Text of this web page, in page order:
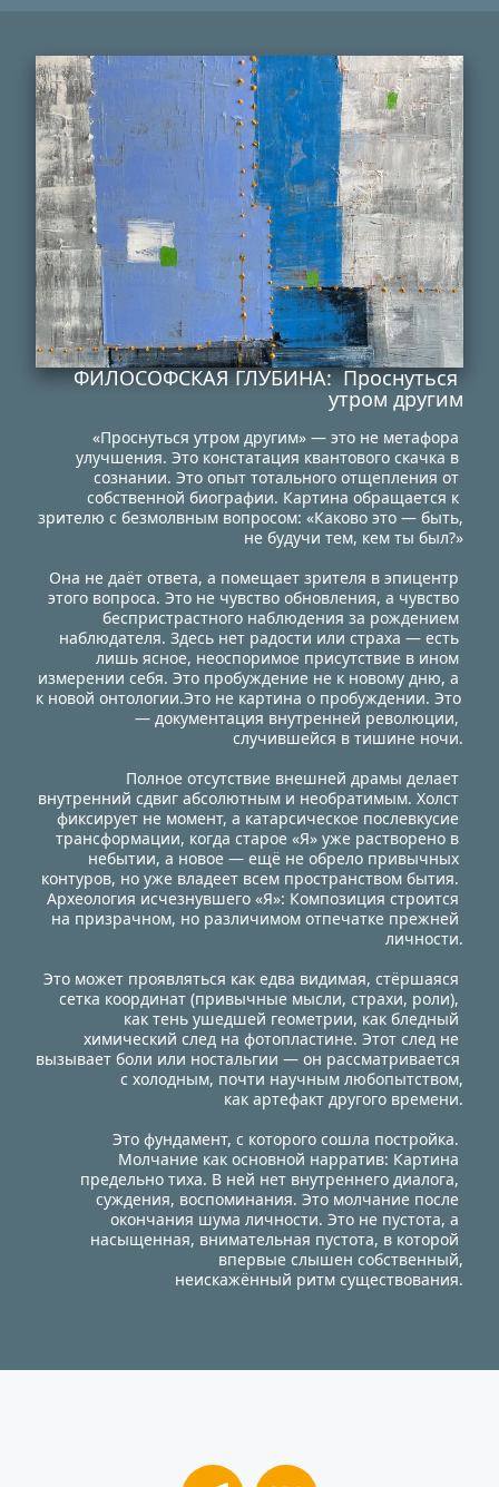
ФИЛОСОФСКАЯ ГЛУБИНА:  Проснуться
утром другим
«Проснуться утром другим» — это не метафора
улучшения. Это констатация квантового скачка в
сознании. Это опыт тотального отщепления от
собственной биографии. Картина обращается к
зрителю с безмолвным вопросом: «Каково это — быть,
не будучи тем, кем ты был?»
Она не даёт ответа, а помещает зрителя в эпицентр
этого вопроса. Это не чувство обновления, а чувство
беспристрастного наблюдения за рождением
наблюдателя. Здесь нет радости или страха — есть
лишь ясное, неоспоримое присутствие в ином
измерении себя. Это пробуждение не к новому дню, а
к новой онтологии.Это не картина о пробуждении. Это
— документация внутренней революции,
случившейся в тишине ночи.
Полное отсутствие внешней драмы делает
внутренний сдвиг абсолютным и необратимым. Холст
фиксирует не момент, а катарсическое послевкусие
трансформации, когда старое «Я» уже растворено в
небытии, а новое — ещё не обрело привычных
контуров, но уже владеет всем пространством бытия.
Археология исчезнувшего «Я»: Композиция строится
на призрачном, но различимом отпечатке прежней
личности.
Это может проявляться как едва видимая, стёршаяся
сетка координат (привычные мысли, страхи, роли),
как тень ушедшей геометрии, как бледный
химический след на фотопластине. Этот след не
вызывает боли или ностальгии — он рассматривается
с холодным, почти научным любопытством,
как артефакт другого времени.
Это фундамент, с которого сошла постройка.
Молчание как основной нарратив: Картина
предельно тиха. В ней нет внутреннего диалога,
суждения, воспоминания. Это молчание после
окончания шума личности. Это не пустота, а
насыщенная, внимательная пустота, в которой
впервые слышен собственный,
неискажённый ритм существования.